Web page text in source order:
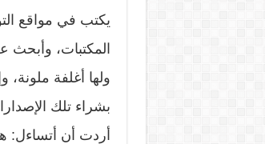
يكتب في مواقع
المكتبات، وأبحث
ولها أغلفة
بشراء تلك
أردت أن أتساءل: